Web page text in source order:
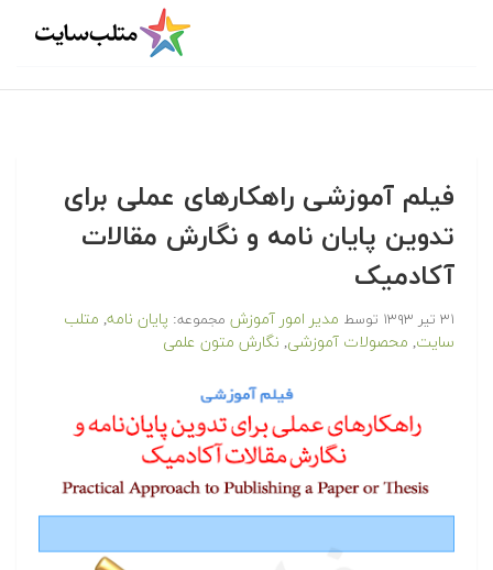
فیلم آموزشی راهکارهای عملی برای
تدوین پایان نامه و نگارش مقالات
آکادمیک
۳۱ تیر ۱۳۹۳ توسط مدیر امور آموزش مجموعه: پایان نامه, متلب
سایت, محصولات آموزشی, نگارش متون علمی